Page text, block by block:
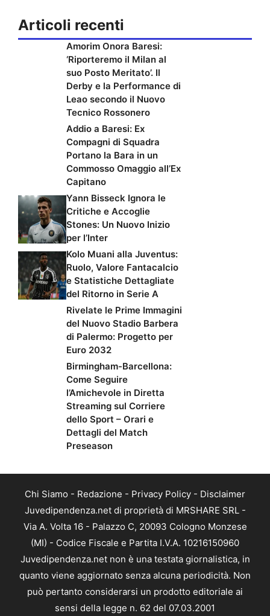
Articoli recenti
Amorim Onora Baresi:
‘Riporteremo il Milan al
suo Posto Meritato’. Il
Derby e la Performance di
Leao secondo il Nuovo
Tecnico Rossonero
Addio a Baresi: Ex
Compagni di Squadra
Portano la Bara in un
Commosso Omaggio all’Ex
Capitano
Yann Bisseck Ignora le
Critiche e Accoglie
Stones: Un Nuovo Inizio
per l’Inter
Kolo Muani alla Juventus:
Ruolo, Valore Fantacalcio
e Statistiche Dettagliate
del Ritorno in Serie A
Rivelate le Prime Immagini
del Nuovo Stadio Barbera
di Palermo: Progetto per
Euro 2032
Birmingham-Barcellona:
Come Seguire
l’Amichevole in Diretta
Streaming sul Corriere
dello Sport – Orari e
Dettagli del Match
Preseason
Chi Siamo - Redazione - Privacy Policy - Disclaimer
Juvedipendenza.net di proprietà di MRSHARE SRL -
Via A. Volta 16 - Palazzo C, 20093 Cologno Monzese
(MI) - Codice Fiscale e Partita I.V.A. 10216150960
Juvedipendenza.net non è una testata giornalistica, in
quanto viene aggiornato senza alcuna periodicità. Non
può pertanto considerarsi un prodotto editoriale ai
sensi della legge n. 62 del 07.03.2001